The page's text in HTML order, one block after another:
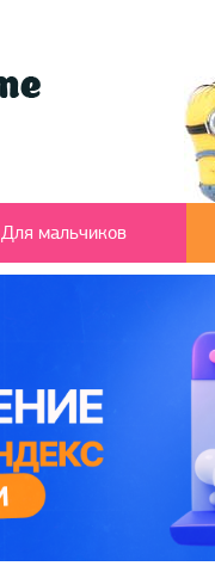
Для мальчиков